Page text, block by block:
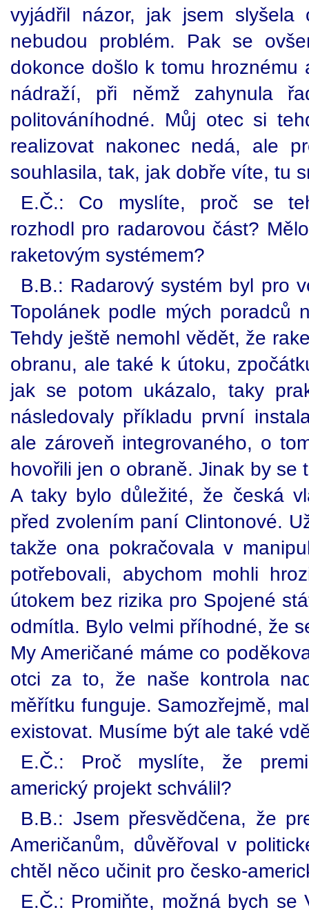
vyjádřil názor, jak jsem
nebudou problém. Pak se
dokonce došlo k tomu
nádraží, při němž zahynula
politováníhodné. Můj otec si
realizovat nakonec nedá, ale
souhlasila, tak, jak dobře víte, tu
E.Č.: Co myslíte, proč se
rozhodl pro radarovou část?
raketovým systémem?
B.B.: Radarový systém byl pro
Topolánek podle mých poradců
Tehdy ještě nemohl vědět, že
obranu, ale také k útoku,
jak se potom ukázalo, taky
následovaly příkladu první
ale zároveň integrovaného, o
hovořili jen o obraně. Jinak by se
A taky bylo důležité, že česká
před zvolením paní Clintonové.
takže ona pokračovala v
potřebovali, abychom mohli
útokem bez rizika pro Spojené
odmítla. Bylo velmi příhodné, že
My Američané máme co
otci za to, že naše kontrola
měřítku funguje. Samozřejmě,
existovat. Musíme být ale také
E.Č.: Proč myslíte, že
americký projekt schválil?
B.B.: Jsem přesvědčena, že
Američanům, důvěřoval v
chtěl něco učinit pro česko-
E.Č.: Promiňte, možná bych